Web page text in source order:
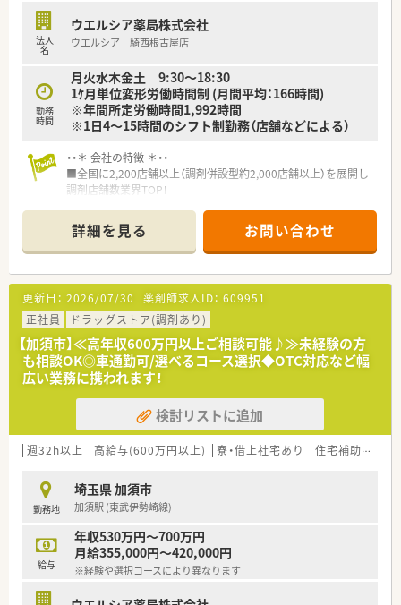
法人
名
ウエルシア薬局株式会社
ウエルシア 騎西根古屋店
勤務
時間
月火水木金土 9:30～18:30
1ｹ月単位変形労働時間制 (月間平均：166時間)
※年間所定労働時間1,992時間
※1日4～15時間のシフト制勤務（店舗などによる）
・・＊ 会社の特徴 ＊・・
■全国に2,200店舗以上（調剤併設型約2,000店舗以上）を展開し
調剤店舗数業界TOP！
頑張り次第で高給与も可能！
■経験や勤務コースによりますが、経験の少ない方でも500万前
半スタートと業界TOP水準！
■職種や職域に合わせ、豊富な社内研修や外部組織と連携した研
修を用意されています
■薬剤師が中心の会社だからこそ活躍できるキャリアパスが多
種多様に用意されています。
■店舗拡大に伴い、エリアマネジャーや営業部長等のマネジメン
トのポジションも増えます。
■在宅や教育等の専門性を活かせるスペシャリストを目指すこ
とも可能です。
■その他にも、管理部門や商品部門等の本社スタッフなど活動領
域は多種多様です。
■在宅実施店舗は年々増加しており、在宅医療へもしっかりと関
わる事ができます。
時短勤務ができるよう変更予定です。
■年間休日が120日とワークライフバランスが整っています
■日用品から常備薬まで、従業員割引制度など嬉しいメリットも
たくさんあります！
詳細を見る お問い合わせ
更新日： 2026/07/30 薬剤師求人ID： 609951
正社員
ドラッグストア(調剤あり)
【加須市】≪高年収600万円以上ご相談可能♪≫未経験の方
も相談OK◎車通勤可/選べるコース選択◆OTC対応など幅
広い業務に携われます！
検討リストに追加
週32h以上 高給与(600万円以上) 寮・借上社宅あり 住宅補助(手当)あり
勤務地
埼玉県 加須市
加須駅 (東武伊勢崎線)
給与
年収530万円～700万円
月給355,000円～420,000円
※経験や選択コースにより異なります